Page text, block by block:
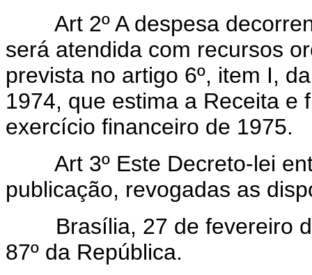
Art 2º A despesa
será atendida com recursos
prevista no artigo 6º, item I,
1974, que estima a Receita e
exercício financeiro de 1975.
Art 3º Este Decreto-lei
publicação, revogadas as
Brasília, 27 de fevereiro
87º da República.